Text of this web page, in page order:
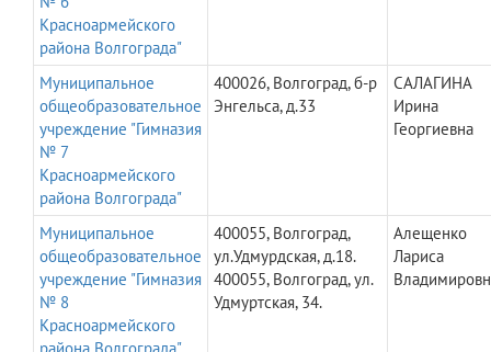
Красноармейского
района Волгограда"
Муниципальное
общеобразовательное
учреждение "Гимназия
№ 7
Красноармейского
района Волгограда"
400026, Волгоград, б-р
Энгельса, д.33
САЛАГИНА
Ирина
Георгиевна
Муниципальное
общеобразовательное
учреждение "Гимназия
№ 8
Красноармейского
400055, Волгоград,
ул.Удмурдская, д.18.
400055, Волгоград, ул.
Удмуртская, 34.
Алещенко
Лариса